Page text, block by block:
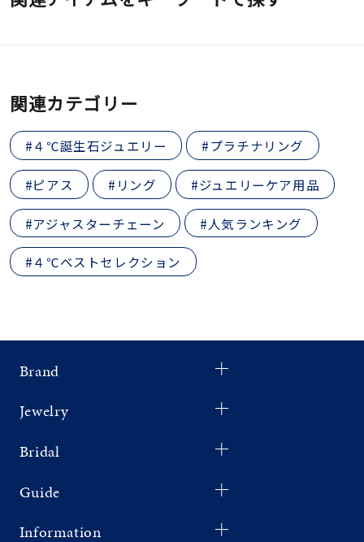
関連カテゴリー
#４℃誕生石ジュエリー #プラチナリング
#ピアス #リング #ジュエリーケア用品
#アジャスターチェーン #人気ランキング
#４℃ベストセレクション
Brand
Jewelry
Bridal
Guide
Information